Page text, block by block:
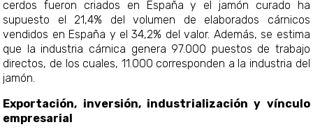
cerdos fueron criados en España y el jamón curado ha
supuesto el 21,4% del volumen de elaborados cárnicos
vendidos en España y el 34,2% del valor. Además, se estima
que la industria cárnica genera 97.000 puestos de trabajo
directos, de los cuales, 11.000 corresponden a la industria del
jamón.
Exportación, inversión, industrialización y vínculo
empresarial